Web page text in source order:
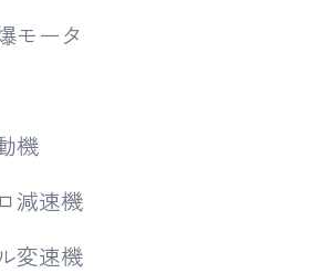
モータ
機
減速機
変速機